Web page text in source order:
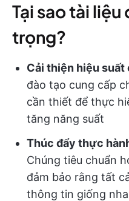
Tại sao tài
trọng?
Cải thiện hiệu suất
đào tạo cung cấp
cần thiết để thực
tăng năng suất
Thúc đẩy thực
Chúng tiêu chuẩn
đảm bảo rằng tất
thông tin giống